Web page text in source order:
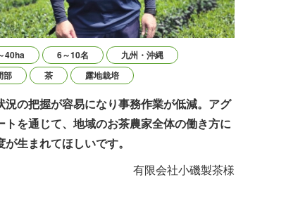
況の把握が容易になり事務作業が低減。アグ
トを通じて、地域のお茶農家全体の働き方に
が生まれてほしいです。
有限会社小磯製茶様
40ha 6～10名
九州・沖縄
部
茶 露地栽培